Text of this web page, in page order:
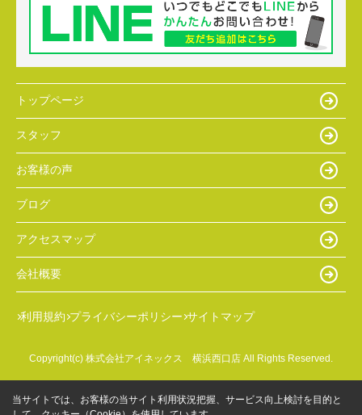
トップページ
スタッフ
お客様の声
ブログ
アクセスマップ
会社概要
利用規約 プライバシーポリシー サイトマップ
Copyright(c) 株式会社アイネックス 横浜西口店 All Rights Reserved.
当サイトでは、お客様の当サイト利用状況把握、サービス向上検討を目的と